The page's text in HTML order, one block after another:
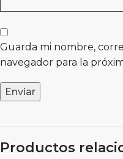
Guarda mi nombre,
navegador para la
Productos